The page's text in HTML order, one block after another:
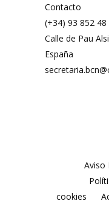
Contacto
(+34) 93 852 48
Calle de Pau
España
Aviso
cookies